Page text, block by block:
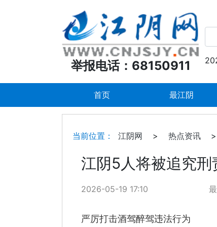
举报电话：68150911
首页 最江阴
当前位置： 江阴网 > 热点资讯 >
江阴5人将被追究刑
2026-05-19 17:10
严厉打击酒驾醉驾违法行为